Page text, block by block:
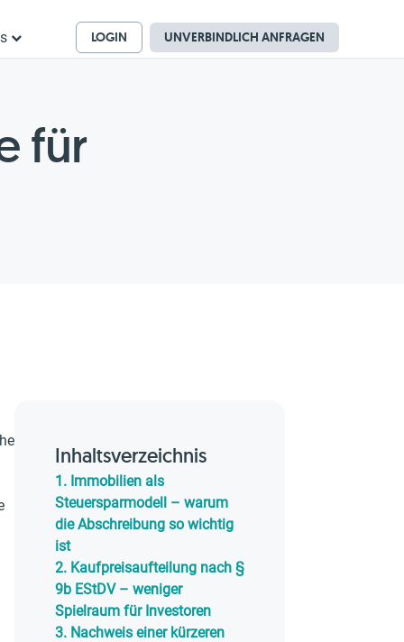
LOGIN UNVERBINDLICH ANFRAGEN
für
Inhaltsverzeichnis
1. Immobilien als
Steuersparmodell – warum
die Abschreibung so wichtig
ist
2. Kaufpreisaufteilung nach §
9b EStDV – weniger
Spielraum für Investoren
3. Nachweis einer kürzeren